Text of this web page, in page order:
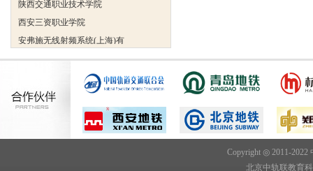
达诺巴特集团（中国）
中铁隧道勘测设计院有限公司
克诺尔车辆设备（苏州）有限
深圳达实智能股份有限公司
北京市交通学校
Copyright ◎ 2011-2022
北京中轨联教育